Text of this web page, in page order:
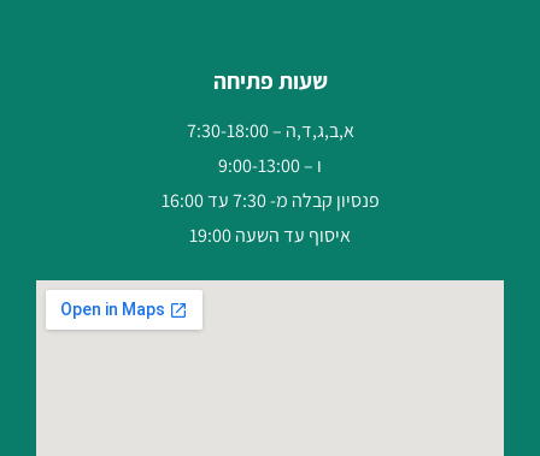
שעות פתיחה
א,ב,ג,ד,ה – 7:30-18:00
ו – 9:00-13:00
פנסיון קבלה מ- 7:30 עד 16:00
איסוף עד השעה 19:00